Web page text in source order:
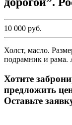
10 000 руб.
Холст, масло.
подрамник и рама.
Хотите
предложить
Оставьте